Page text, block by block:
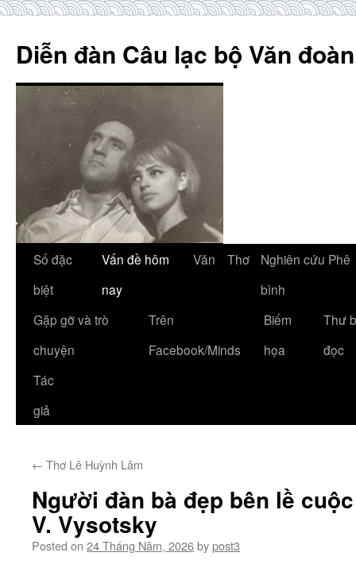
content
Diễn đàn Câu lạc bộ Văn
Số đặc
biệt
Vấn đề hôm
nay
Văn Thơ
Nghiên cứu Phê
bình
Gặp gỡ và trò
chuyện
Trên
Facebook/Minds
Biếm
họa
Thư
đọc
Tác
giả
← Thơ Lê Huỳnh Lâm
Người đàn bà đẹp bên lề
V. Vysotsky
Posted on 24 Tháng Năm, 2026bypost3